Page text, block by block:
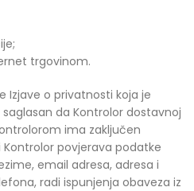
trgovinom.
Izjave o privatnosti koja je
da Kontrolor dostavnoj
ima zaključen
povjerava podatke
email adresa, adresa i
radi ispunjenja obaveza iz